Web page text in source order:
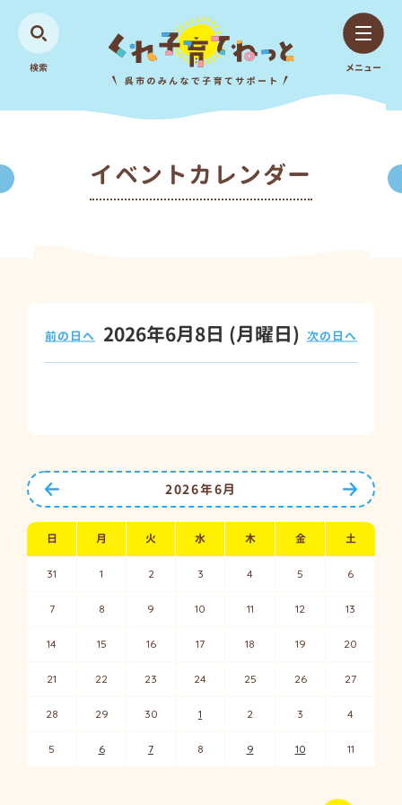
検索 メニュー
イベントカレンダー
2026年6月8日 (月曜日)
前の日へ 次の日へ
次の月
2026年6月
日 月 火 水 木 金 土
31 1 2 3 4 5 6
7 8 9 10 11 12 13
14 15 16 17 18 19 20
21 22 23 24 25 26 27
28 29 30 1 2 3 4
5 6 7 8 9 10 11